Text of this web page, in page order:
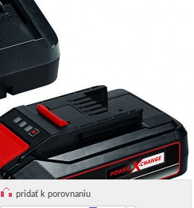
pridať k porovnaniu